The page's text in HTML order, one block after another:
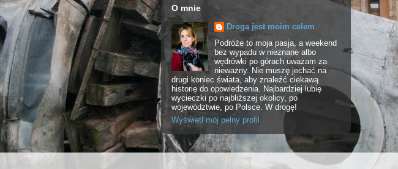
O mnie
Droga jest moim celem
Podróże to moja pasja, a weekend
bez wypadu w nieznane albo
wędrówki po górach uważam za
nieważny. Nie muszę jechać na
drugi koniec świata, aby znaleźć ciekawą
historię do opowiedzenia. Najbardziej lubię
wycieczki po najbliższej okolicy, po
województwie, po Polsce. W drogę!
Wyświetl mój pełny profil